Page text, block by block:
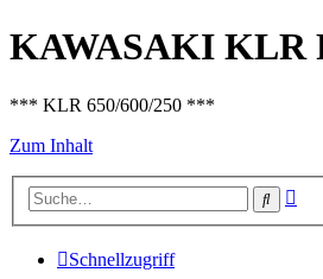
KAWASAKI KLR
*** KLR 650/600/250 ***
Zum Inhalt
Suche
Schnellzugriff